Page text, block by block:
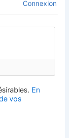
Connexion
En
vos